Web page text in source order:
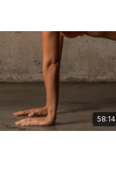
58:14